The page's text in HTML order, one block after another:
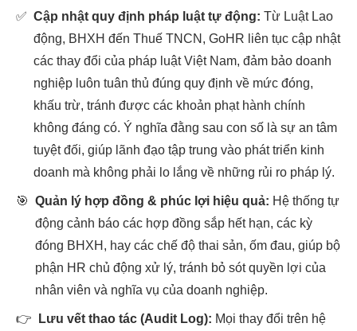
✅ Cập nhật quy định pháp luật tự động: Từ Luật Lao
động, BHXH đến Thuế TNCN, GoHR liên tục cập nhật
các thay đổi của pháp luật Việt Nam, đảm bảo doanh
nghiệp luôn tuân thủ đúng quy định về mức đóng,
khấu trừ, tránh được các khoản phạt hành chính
không đáng có. Ý nghĩa đằng sau con số là sự an tâm
tuyệt đối, giúp lãnh đạo tập trung vào phát triển kinh
doanh mà không phải lo lắng về những rủi ro pháp lý.
🎯 Quản lý hợp đồng & phúc lợi hiệu quả: Hệ thống tự
động cảnh báo các hợp đồng sắp hết hạn, các kỳ
đóng BHXH, hay các chế độ thai sản, ốm đau, giúp bộ
phận HR chủ động xử lý, tránh bỏ sót quyền lợi của
nhân viên và nghĩa vụ của doanh nghiệp.
👉 Lưu vết thao tác (Audit Log): Mọi thay đổi trên hệ